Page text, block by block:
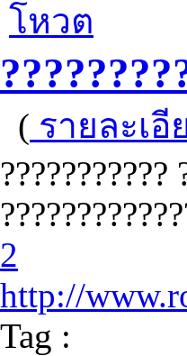
โหวต
( รายละเอี
???????????
2
http://
Tag :